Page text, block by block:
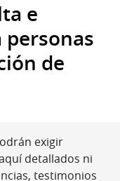
e
de
exigir
detallados ni
testimonios